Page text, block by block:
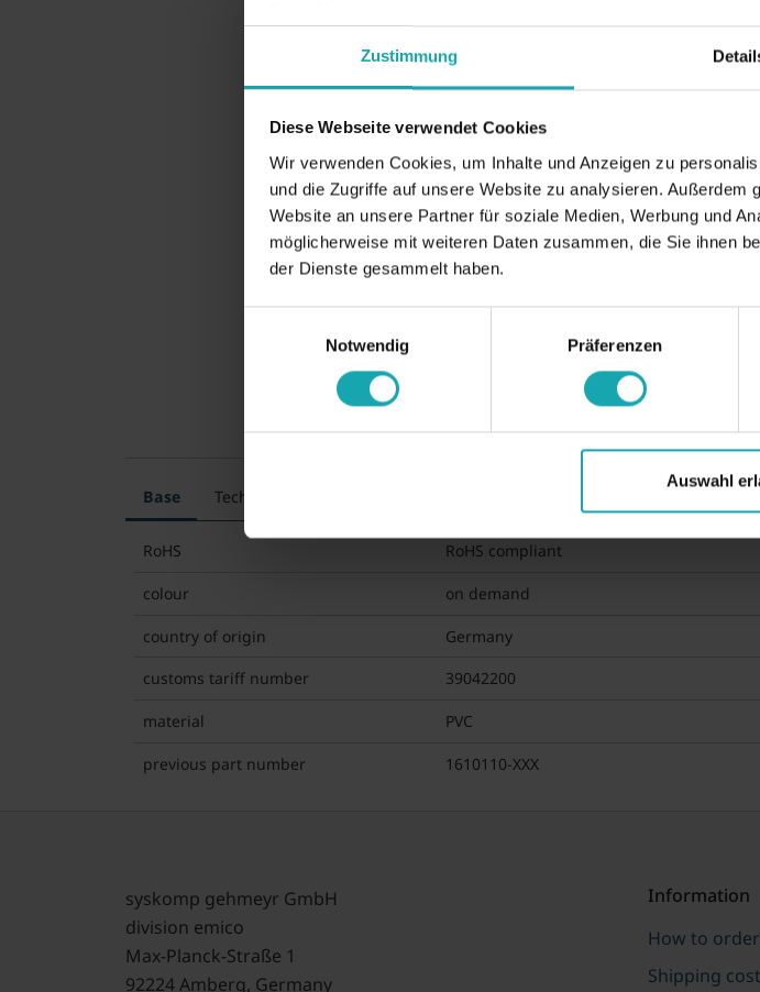
Zustimmung
Diese Webseite verwendet Cookies
Wir verwenden Cookies, um Inhalte und Anzeigen zu
und die Zugriffe auf unsere Website zu analysieren.
Website an unsere Partner für soziale Medien, Werbung und
möglicherweise mit weiteren Daten zusammen, die Sie ihnen
der Dienste gesammelt haben.
Notwendig
Präferenzen
Auswahl
35 YEARS of emico: Get
Base Technical specification
RoHS RoHS compliant
colour on demand
country of origin Germany
customs tariff number 39042200
material PVC
previous part number 1610110-XXX
syskomp gehmeyr GmbH
division emico
Max-Planck-Straße 1
92224 Amberg, Germany
Information
How to
Shipping